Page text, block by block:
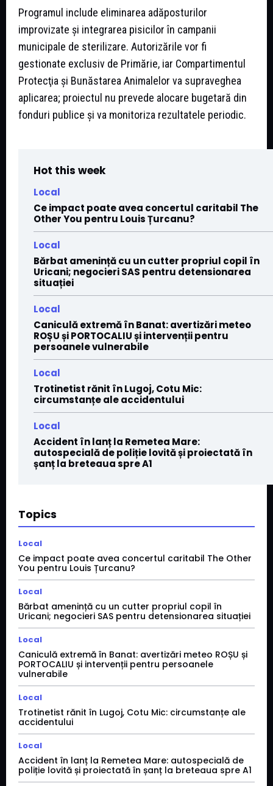
Programul include eliminarea adăposturilor
improvizate şi integrarea pisicilor în campanii
municipale de sterilizare. Autorizările vor fi
gestionate exclusiv de Primărie, iar Compartimentul
Protecţia şi Bunăstarea Animalelor va supraveghea
aplicarea; proiectul nu prevede alocare bugetară din
fonduri publice şi va monitoriza rezultatele periodic.
Hot this week
Local
Ce impact poate avea concertul caritabil The
Other You pentru Louis Țurcanu?
Local
Bărbat amenință cu un cutter propriul copil în
Uricani; negocieri SAS pentru detensionarea
situației
Local
Caniculă extremă în Banat: avertizări meteo
ROȘU și PORTOCALIU și intervenții pentru
persoanele vulnerabile
Local
Trotinetist rănit în Lugoj, Cotu Mic:
circumstanțe ale accidentului
Local
Accident în lanț la Remetea Mare:
autospecială de poliție lovită și proiectată în
șanț la breteaua spre A1
Topics
Local
Ce impact poate avea concertul caritabil The Other
You pentru Louis Țurcanu?
Local
Bărbat amenință cu un cutter propriul copil în
Uricani; negocieri SAS pentru detensionarea situației
Local
Caniculă extremă în Banat: avertizări meteo ROȘU și
PORTOCALIU și intervenții pentru persoanele
vulnerabile
Local
Trotinetist rănit în Lugoj, Cotu Mic: circumstanțe ale
accidentului
Local
Accident în lanț la Remetea Mare: autospecială de
poliție lovită și proiectată în șanț la breteaua spre A1